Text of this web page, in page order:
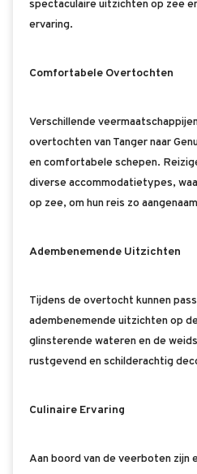
spectaculaire uitzichten op zee
ervaring.
Comfortabele Overtochten
Verschillende
overtochten van Tanger naar
en comfortabele schepen.
diverse accommodatietypes,
op zee, om hun reis zo
Adembenemende Uitzichten
Tijdens de overtocht kunnen
adembenemende uitzichten op
glinsterende wateren en de
rustgevend en schilderachtig
Culinaire Ervaring
Aan boord van de veerboten zijn